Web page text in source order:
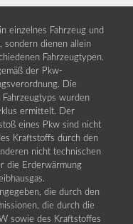
einzelnes Fahrzeug und
sondern dienen allein
Fahrzeugtypen.
der Pkw-
Die
wurden
ermittelt. Der
eines Pkw sind nicht
Kraftstoffs durch den
nicht technischen
die Erderwärmung
die durch den
die durch die
sowie des Kraftstoffes